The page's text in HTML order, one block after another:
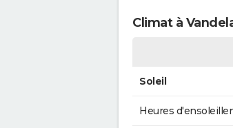
Climat à
Soleil
Heures